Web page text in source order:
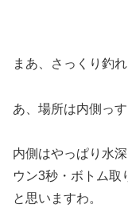
まあ、さっくり釣れ
あ、場所は内側っす
内側はやっぱり水
ウン3秒・ボトム取
と思いますわ。